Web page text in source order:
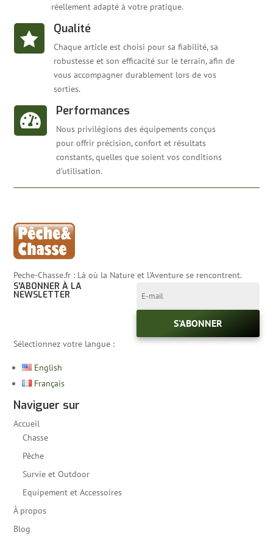
réellement adapté à votre pratique.

Qualité
Chaque article est choisi pour sa fiabilité, sa
robustesse et son efficacité sur le terrain, afin de
vous accompagner durablement lors de vos
sorties.

Performances
Nous privilégions des équipements conçus
pour offrir précision, confort et résultats
constants, quelles que soient vos conditions
d’utilisation.
Peche-Chasse.fr : Là où la Nature et l'Aventure se rencontrent.
S'ABONNER À LA
NEWSLETTER
S'ABONNER
Sélectionnez votre langue :
English
Français
Naviguer sur
Accueil
Chasse
Pêche
Survie et Outdoor
Equipement et Accessoires
À propos
Blog